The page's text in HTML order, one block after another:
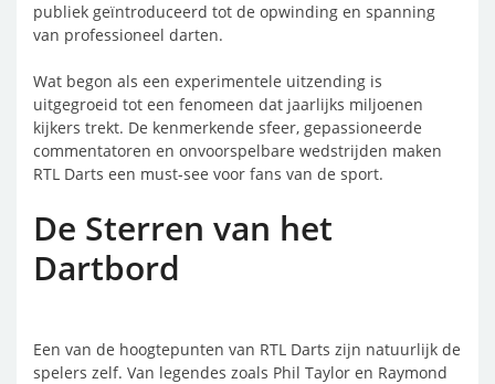
publiek geïntroduceerd tot de opwinding en spanning
van professioneel darten.
Wat begon als een experimentele uitzending is
uitgegroeid tot een fenomeen dat jaarlijks miljoenen
kijkers trekt. De kenmerkende sfeer, gepassioneerde
commentatoren en onvoorspelbare wedstrijden maken
RTL Darts een must-see voor fans van de sport.
De Sterren van het
Dartbord
Een van de hoogtepunten van RTL Darts zijn natuurlijk de
spelers zelf. Van legendes zoals Phil Taylor en Raymond